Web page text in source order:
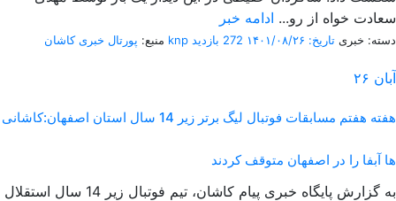
سعادت خواه از رو... ادامه خبر
منبع: پورتال خبری كاشان knp دسته: خبری تاریخ: ۱۴۰۱/۰۸/۲۶ 272 بازدید
۲۶ آبان
هفته هفتم مسابقات فوتبال لیگ برتر زیر 14 سال استان اصفهان:کاشانی
ها آبفا را در اصفهان متوقف کردند
به گزارش پایگاه خبری پیام کاشان، تیم فوتبال زیر 14 سال استقلال